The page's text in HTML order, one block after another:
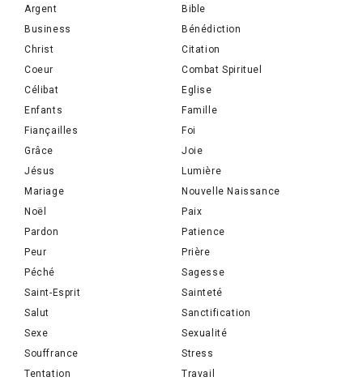
Argent
Bible
Business
Bénédiction
Christ
Citation
Coeur
Combat Spirituel
Célibat
Eglise
Enfants
Famille
Fiançailles
Foi
Grâce
Joie
Jésus
Lumière
Mariage
Nouvelle Naissance
Noël
Paix
Pardon
Patience
Peur
Prière
Péché
Sagesse
Saint-Esprit
Sainteté
Salut
Sanctification
Sexe
Sexualité
Souffrance
Stress
Tentation
Travail